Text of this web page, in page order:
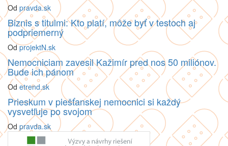
Od pravda.sk
Biznis s titulmi: Kto platí, môže byť v testoch aj
podpriemerný
OdprojektN.sk
Nemocniciam zavesil Kažimír pred nos 50 miliónov.
Bude ich pánom
Od etrend.sk
Prieskum v piešťanskej nemocnici si každý
vysvetľuje po svojom
Od pravda.sk